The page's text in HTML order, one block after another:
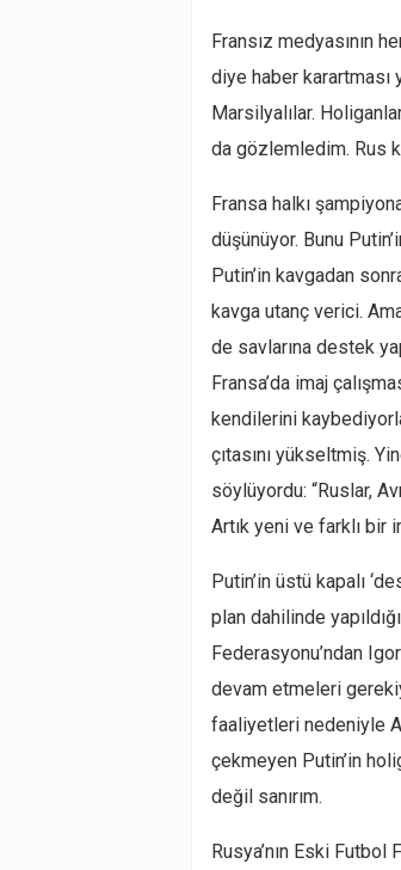
Fransız medyasının
diye haber karartması
Marsilyalılar.
da gözlemledim. Rus
Fransa halkı
düşünüyor. Bunu
Putin’in kavgadan
kavga utanç verici.
de savlarına destek
Fransa’da imaj
kendilerini
çıtasını yükseltmiş.
söylüyordu: “Ruslar,
Artık yeni ve farklı bir
Putin’in üstü kapalı
plan dahilinde
Federasyonu’ndan
devam etmeleri
faaliyetleri nedeniyle
çekmeyen Putin’in
değil sanırım.
Rusya’nın Eski